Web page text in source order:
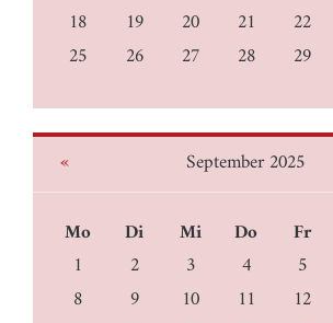
18 19 20 21 22
25 26 27 28 29
« September 2025
Mo Di Mi Do Fr
1
2 3 4 5
8 9 10 11 12